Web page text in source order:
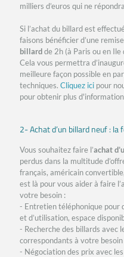
milliers d’euros qui ne
Si l’achat du billard est
faisons bénéficier d’une
billardde 2h (à Paris ou en
Cela vous permettra
meilleure façon possible en
techniques. Cliquez ici pour
pour obtenir plus
2- Achat d’un billard neuf : la
Vous souhaitez faire l’achat
perdus dans la multitude
français, américain
est là pour vous aider à faire
votre besoin :
- Entretien téléphonique pour
et d’utilisation, espace
- Recherche des billards avec
correspondants à votre besoin
- Négociation des prix avec